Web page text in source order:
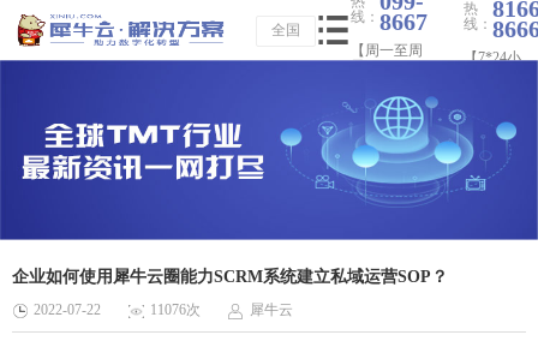
全国
线： 8667
【周一至周
日 09：00-
热
线：
【7*24小
企业如何使用犀牛云圈能力SCRM系统建立私域运营SOP？
2022-07-22 11076次 犀牛云